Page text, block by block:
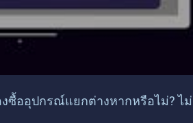
อุปกรณ์แยกต่างหากหรือไม่? ไม่